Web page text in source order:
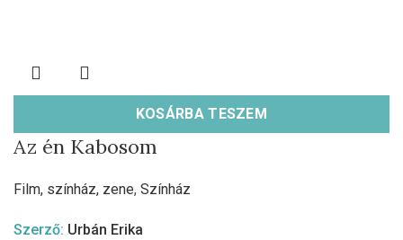
KOSÁRBA TESZEM
Az én Kabosom
Film, színház, zene, Színház
Szerző: Urbán Erika